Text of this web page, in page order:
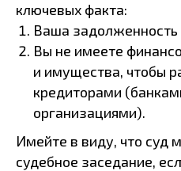
ключевых факта:
Ваша
Вы не имеете
и имущества, чтобы
кредиторами
организациями).
Имейте в виду, что суд
судебное заседание,